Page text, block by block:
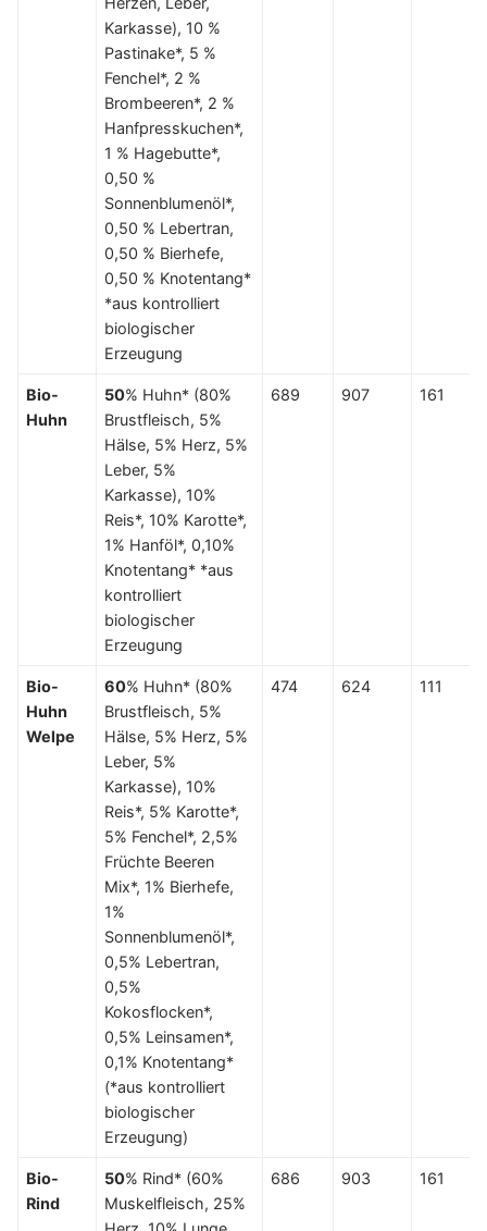
Karkasse), 10 %
Pastinake*, 5 %
Fenchel*, 2 %
Brombeeren*, 2 %
Hanfpresskuchen*,
1 % Hagebutte*,
0,50 %
Sonnenblumenöl*,
0,50 % Lebertran,
0,50 % Bierhefe,
0,50 % Knotentang*
*aus kontrolliert
biologischer
Erzeugung
Bio-
Huhn
50% Huhn* (80%
Brustfleisch, 5%
Hälse, 5% Herz, 5%
Leber, 5%
Karkasse), 10%
Reis*, 10% Karotte*,
1% Hanföl*, 0,10%
Knotentang* *aus
kontrolliert
biologischer
Erzeugung
689 907 161
Bio-
Huhn
Welpe
60% Huhn* (80%
Brustfleisch, 5%
Hälse, 5% Herz, 5%
Leber, 5%
Karkasse), 10%
Reis*, 5% Karotte*,
5% Fenchel*, 2,5%
Früchte Beeren
Mix*, 1% Bierhefe,
1%
Sonnenblumenöl*,
0,5% Lebertran,
0,5%
Kokosflocken*,
0,5% Leinsamen*,
0,1% Knotentang*
(*aus kontrolliert
biologischer
Erzeugung)
474 624 111
Bio-
Rind
50% Rind* (60%
Muskelfleisch, 25%
686 903 161